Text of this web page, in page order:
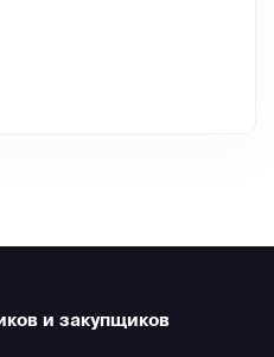
и закупщиков